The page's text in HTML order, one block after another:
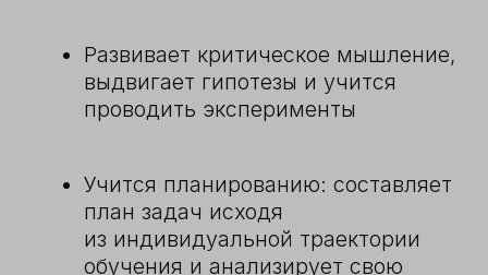
которая направлена на целостное
развитие ребенка.